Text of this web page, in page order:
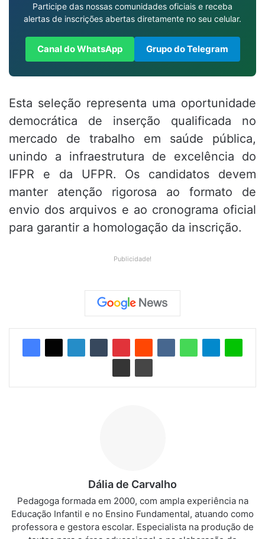
Participe das nossas comunidades oficiais e receba
alertas de inscrições abertas diretamente no seu celular.
Canal do WhatsApp Grupo do Telegram
Esta seleção representa uma oportunidade
democrática de inserção qualificada no
mercado de trabalho em saúde pública,
unindo a infraestrutura de excelência do
IFPR e da UFPR. Os candidatos devem
manter atenção rigorosa ao formato de
envio dos arquivos e ao cronograma oficial
para garantir a homologação da inscrição.
Publicidade!
Dália de Carvalho
Pedagoga formada em 2000, com ampla experiência na
Educação Infantil e no Ensino Fundamental, atuando como
professora e gestora escolar. Especialista na produção de